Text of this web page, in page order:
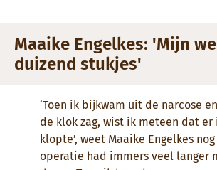
Maaike Engelkes: 'Mijn
duizend stukjes'
‘Toen ik bijkwam uit de narcose
de klok zag, wist ik meteen dat
klopte’, weet Maaike Engelkes nog
operatie had immers veel langer